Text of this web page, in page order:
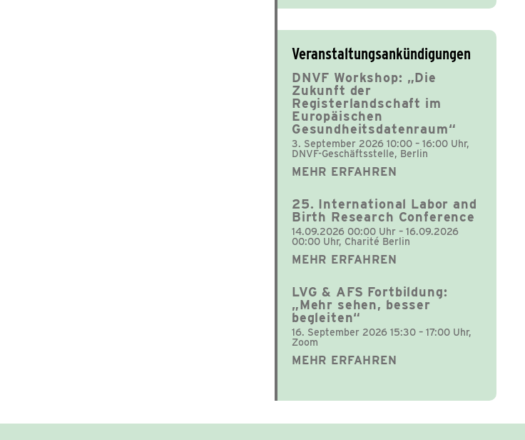
Veranstaltungsankündigungen
DNVF Workshop: „Die
Zukunft der
Registerlandschaft im
Europäischen
Gesundheitsdatenraum“
3. September 2026 10:00 – 16:00 Uhr,
DNVF-Geschäftsstelle, Berlin
MEHR ERFAHREN
25. International Labor and
Birth Research Conference
14.09.2026 00:00 Uhr – 16.09.2026
00:00 Uhr, Charité Berlin
MEHR ERFAHREN
LVG & AFS Fortbildung:
„Mehr sehen, besser
begleiten“
16. September 2026 15:30 – 17:00 Uhr,
Zoom
MEHR ERFAHREN